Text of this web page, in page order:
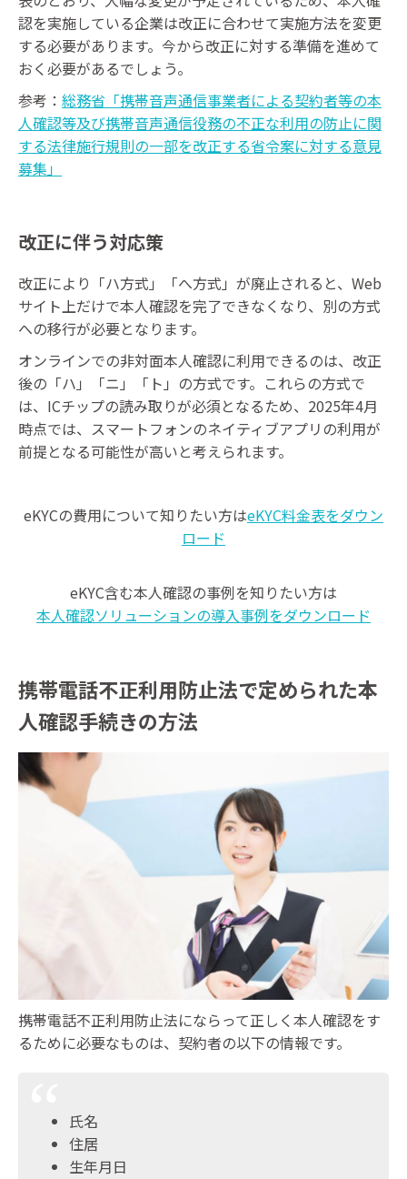
認を実施している企業は改正に合わせて実施方法を変更
する必要があります。今から改正に対する準備を進めて
おく必要があるでしょう。
参考： 総務省「携帯音声通信事業者による契約者等の本
人確認等及び携帯音声通信役務の不正な利用の防止に関
する法律施行規則の一部を改正する省令案に対する意見
募集」
改正に伴う対応策
改正により「ハ方式」「へ方式」が廃止されると、Web
サイト上だけで本人確認を完了できなくなり、別の方式
への移行が必要となります。
オンラインでの非対面本人確認に利用できるのは、改正
後の「ハ」「ニ」「ト」の方式です。これらの方式で
は、ICチップの読み取りが必須となるため、2025年4月
時点では、スマートフォンのネイティブアプリの利用が
前提となる可能性が高いと考えられます。
eKYCの費用について知りたい方はeKYC料金表をダウン
ロード
eKYC含む本人確認の事例を知りたい方は
本人確認ソリューションの導入事例をダウンロード
携帯電話不正利用防止法で定められた本
人確認手続きの方法
携帯電話不正利用防止法にならって正しく本人確認をす
るために必要なものは、契約者の以下の情報です。
氏名
住居
生年月日